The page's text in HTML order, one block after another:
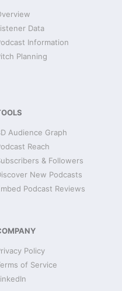
Data
Information
Planning
Audience Graph
Reach
& Followers
New Podcasts
Podcast Reviews
Policy
of Service